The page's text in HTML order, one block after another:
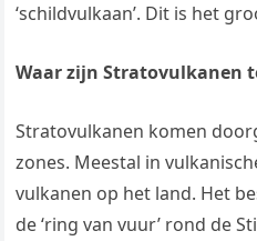
‘schildvulkaan’. Dit is het
Waar zijn Stratovulkanen
Stratovulkanen komen
zones. Meestal in
vulkanen op het land. Het
de ‘ring van vuur’ rond de